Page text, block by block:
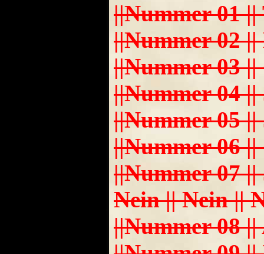
||Nummer 01
||Nummer 02
||Nummer 03
||Nummer 04
||Nummer 05 ||
||Nummer 06
||Nummer 07
Nein || Nein ||
||Nummer 08 ||